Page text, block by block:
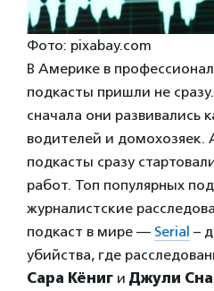
Фото: pixabay.com
В Америке в
подкасты пришли не
сначала они развивались
водителей и домохозяек.
подкасты сразу
работ. Топ популярных
журналистские
подкаст в мире — Serial –
убийства, где
Сара Кёниг и Джули